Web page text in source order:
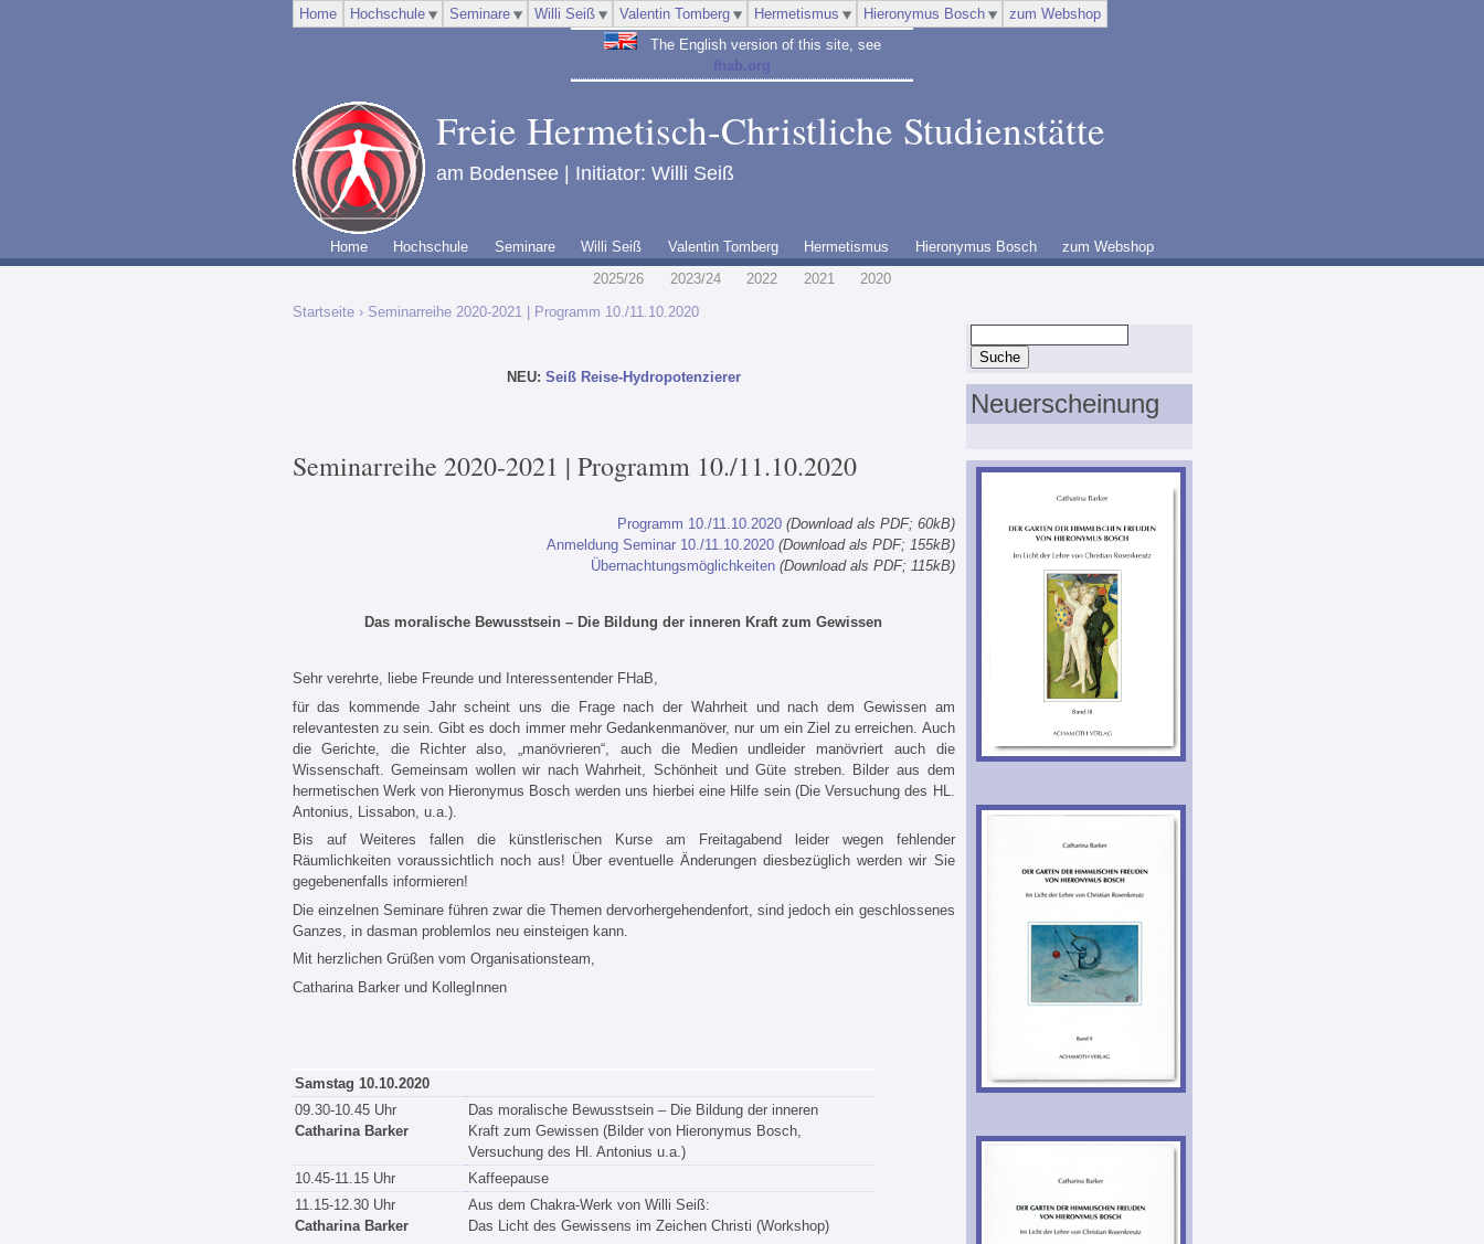
Home Hochschule Seminare Willi Seiß Valentin Tomberg Hermetismus Hieronymus Bosch
zum Webshop
The English version of this site, see
fhab.org
Freie Hermetisch-Christliche Studienstätte
am Bodensee | Initiator: Willi Seiß
Home Hochschule Seminare Willi Seiß Valentin Tomberg Hermetismus Hieronymus Bosch
zum Webshop
2025/26
2023/24 2022 2021
2020
Startseite› Seminarreihe 2020-2021 | Programm 10./11.10.2020
NEU: Seiß Reise-Hydropotenzierer
Seminarreihe 2020-2021 | Programm 10./11.10.2020
Programm 10./11.10.2020 (Download als PDF; 60kB)
Anmeldung Seminar 10./11.10.2020 (Download als PDF; 155kB)
Übernachtungsmöglichkeiten (Download als PDF; 115kB)
Das moralische Bewusstsein – Die Bildung der inneren Kraft zum Gewissen
Sehr verehrte, liebe Freunde und Interessentender FHaB,
für das kommende Jahr scheint uns die Frage nach der Wahrheit und nach dem Gewissen am
relevantesten zu sein. Gibt es doch immer mehr Gedankenmanöver, nur um ein Ziel zu erreichen. Auch
die Gerichte, die Richter also, „manövrieren“, auch die Medien undleider manövriert auch die
Wissenschaft. Gemeinsam wollen wir nach Wahrheit, Schönheit und Güte streben. Bilder aus dem
hermetischen Werk von Hieronymus Bosch werden uns hierbei eine Hilfe sein (Die Versuchung des HL.
Antonius, Lissabon, u.a.).
Bis auf Weiteres fallen die künstlerischen Kurse am Freitagabend leider wegen fehlender
Räumlichkeiten voraussichtlich noch aus! Über eventuelle Änderungen diesbezüglich werden wir Sie
gegebenenfalls informieren!
Die einzelnen Seminare führen zwar die Themen dervorhergehendenfort, sind jedoch ein geschlossenes
Ganzes, in dasman problemlos neu einsteigen kann.
Mit herzlichen Grüßen vom Organisationsteam,
Catharina Barker und KollegInnen
Samstag 10.10.2020
09.30-10.45 Uhr
Catharina Barker
Das moralische Bewusstsein – Die Bildung der inneren
Kraft zum Gewissen (Bilder von Hieronymus Bosch,
Versuchung des Hl. Antonius u.a.)
10.45-11.15 Uhr
Kaffeepause
11.15-12.30 Uhr
Catharina Barker
Aus dem Chakra-Werk von Willi Seiß:
Das Licht des Gewissens im Zeichen Christi (Workshop)
Neuerscheinung